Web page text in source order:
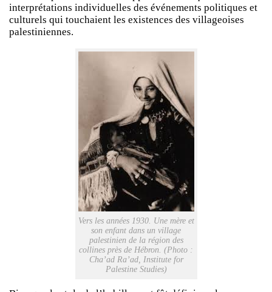
interprétations individuelles des événements politiques et
culturels qui touchaient les existences des villageoises
palestiniennes.
Vers les années 1930. Une mère et
son enfant dans un village
palestinien de la région des
collines près de Hébron. (Photo :
Cha’ad Ra’ad, Institute for
Palestine Studies)